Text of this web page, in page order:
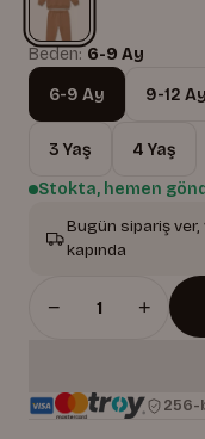
Beden: 6-9 Ay
6-9 Ay 9-12 Ay
3 Yaş
4 Yaş
Stokta, hemen
Bugün sipariş ver,
kapında
− +
256-